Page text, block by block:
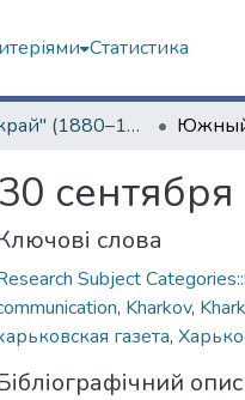
Статистика
"Южный край" (1880–1919 гг.)
слова
Subject
, Kharkov,
газета,
опис